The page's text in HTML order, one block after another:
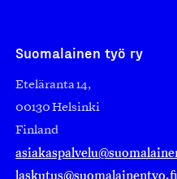
Suomalainen työ ry
Eteläranta 14,
00130 Helsinki
Finland
laskutus@suomalainentyo.fi